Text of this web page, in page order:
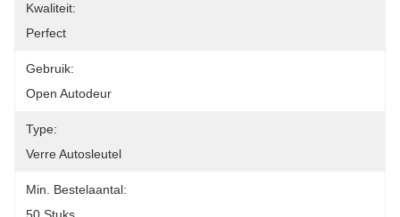
Kwaliteit:
Perfect
Gebruik:
Open Autodeur
Type:
Verre Autosleutel
Min. Bestelaantal: